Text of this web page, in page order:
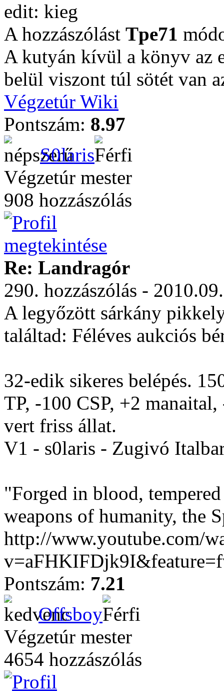
edit: kieg
A hozzászólást Tpe71
A kutyán kívül a könyv az
belül viszont túl sötét van
Végzetúr Wiki
Pontszám: 8.97
S0laris
Végzetúr mester
908 hozzászólás
Re: Landragór
290. hozzászólás -
A legyőzött sárkány
találtad: Féléves aukciós
32-edik sikeres belépés.
TP, -100 CSP, +2
vert friss állat.
V1 - s0laris - Zugivó
"Forged in blood,
weapons of humanity, the
http://www.youtube.com/
Pontszám: 7.21
Offsboy
Végzetúr mester
4654 hozzászólás